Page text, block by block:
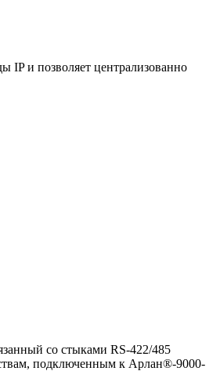
IP и позволяет централизованно
со стыками RS-422/485
подключенным к Арлан®-9000-